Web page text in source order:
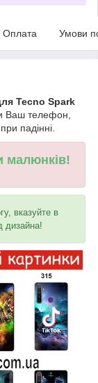
Оплата Умови
Tecno Spark
Ваш телефон,
падінні.
малюнків!
вказуйте в
дизайна!